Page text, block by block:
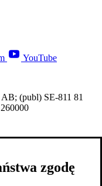
YouTube
(publ) SE-811 81
zgodę